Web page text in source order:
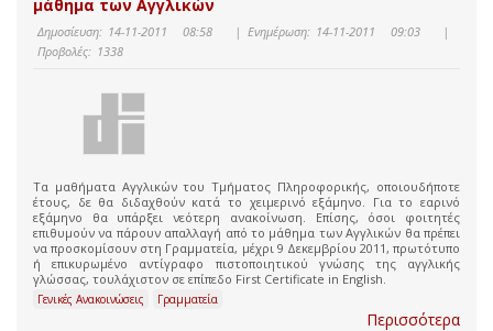
μάθημα των Αγγλικών
Δημοσίευση: 14-11-2011 08:58 | Ενημέρωση: 14-11-2011 09:03
|
Προβολές: 1338
Τα μαθήματα Αγγλικών του Τμήματος Πληροφορικής, οποιουδήποτε
έτους, δε θα διδαχθούν κατά το χειμερινό εξάμηνο. Για το εαρινό
εξάμηνο θα υπάρξει νεότερη ανακοίνωση. Επίσης, όσοι φοιτητές
επιθυμούν να πάρουν απαλλαγή από το μάθημα των Αγγλικών θα πρέπει
να προσκομίσουν στη Γραμματεία, μέχρι 9 Δεκεμβρίου 2011, πρωτότυπο
ή επικυρωμένο αντίγραφο πιστοποιητικού γνώσης της αγγλικής
γλώσσας, τουλάχιστον σε επίπεδο First Certificate in English.
Γενικές Ανακοινώσεις Γραμματεία
Περισσότερα